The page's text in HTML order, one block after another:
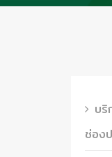
บริ
ช่อง